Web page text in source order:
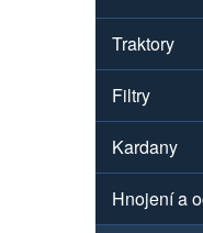
Traktory
Filtry
Kardany
Hnojení a